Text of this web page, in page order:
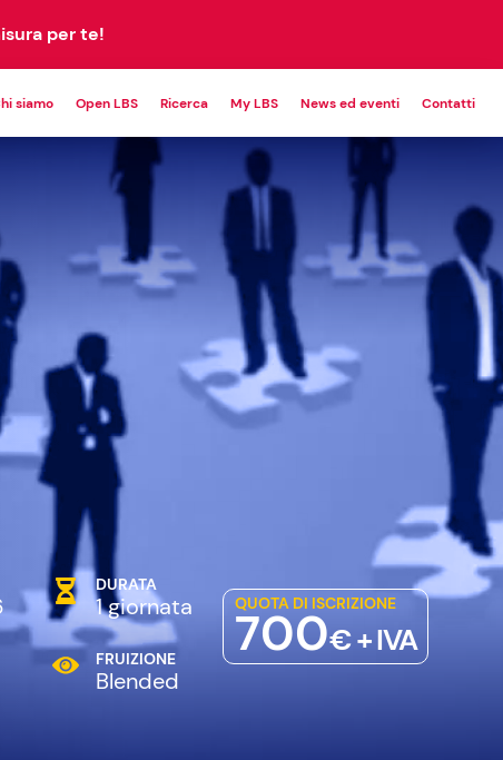
per te!
CUSTOM
PROGRAM
siamo Open LBS Ricerca My LBS News ed eventi Contatti
DURATA
1 giornata
FRUIZIONE
Blended
QUOTA DI ISCRIZIONE
700€ + IVA